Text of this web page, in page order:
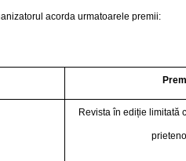
acorda urmatoarele premii:
Revista în ediție limitată